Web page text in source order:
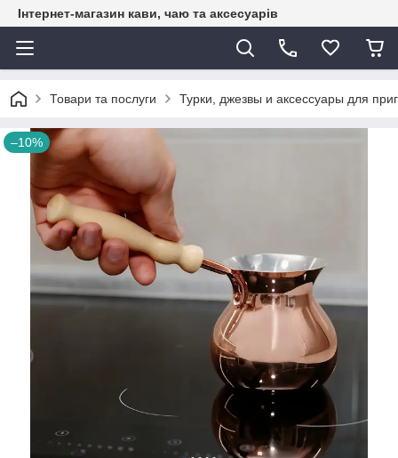
Інтернет-магазин кави, чаю та аксесуарів
Товари та послуги Турки, джезвы и аксессуары для
–10%